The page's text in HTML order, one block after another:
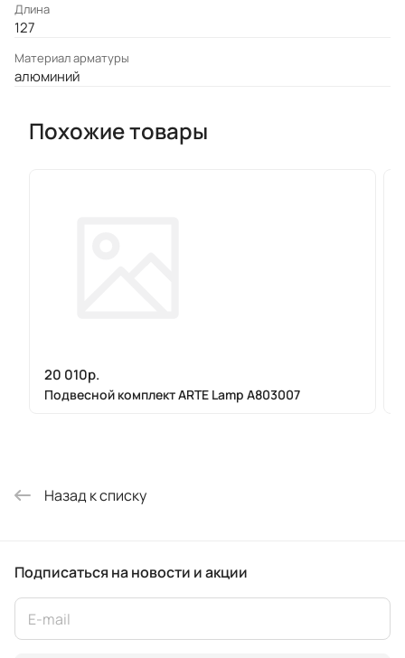
Длина
127
Материал арматуры
алюминий
Похожие товары
20 010р.
Подвесной комплект ARTE Lamp A803007
Назад к списку
Подписаться на новости и акции